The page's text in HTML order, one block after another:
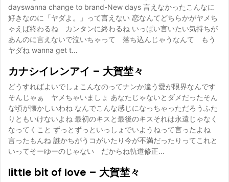
dayswanna change to brand-New days 言えなかったこんなに
好きなのに「ヤダよ。」って言えない 恋なんてどちらかがヤメち
ゃえば終わるね カンタンに終わるね いっぱい言いたい気持ちが
あんのに言えないで泣いちゃって 落ち込んじゃうなんて もう
ヤダね wanna get t…
カナシイレンアイ – 大賀埜々
どうすればよいでしょこんなのってナンか違う愛が限界なんです
そんじゃぁ ヤメちゃいましょ あなたじゃないとダメだったそん
な頃が懐かしいわね なんでこんな感じになっちゃっただろうふた
りともいけないよね 最初のキスと最後のキスそれは永遠じゃなく
なってくこと ずっとずっといっしょでいようねって言ったよね
言ったもんね 誰かちがうコがいたり今が不満だったりってこれと
いってそーゆーのじゃない だからね軌道修正…
little bit of love – 大賀埜々